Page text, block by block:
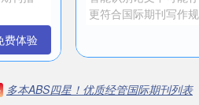
费体验
多本ABS四星！优质经管国际期刊列表